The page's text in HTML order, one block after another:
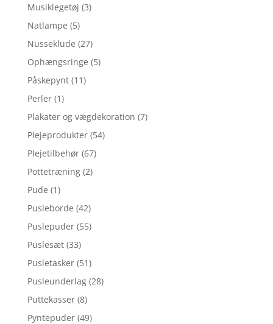
Musiklegetøj (3)
Natlampe (5)
Nusseklude (27)
Ophængsringe (5)
Påskepynt (11)
Perler (1)
Plakater og vægdekoration (7)
Plejeprodukter (54)
Plejetilbehør (67)
Pottetræning (2)
Pude (1)
Pusleborde (42)
Puslepuder (55)
Puslesæt (33)
Pusletasker (51)
Pusleunderlag (28)
Puttekasser (8)
Pyntepuder (49)